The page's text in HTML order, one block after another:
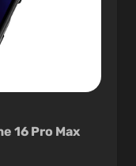
16 Pro Max